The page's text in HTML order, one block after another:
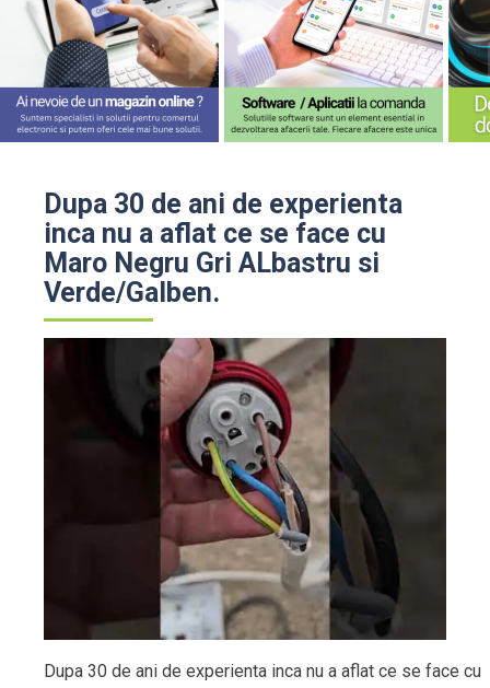
Dupa 30 de ani de experienta
inca nu a aflat ce se face cu
Maro Negru Gri ALbastru si
Verde/Galben.
Dupa 30 de ani de experienta inca nu a aflat ce se face cu